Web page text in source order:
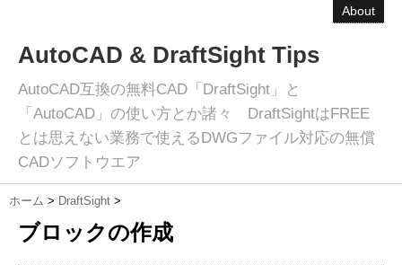
About
AutoCAD & DraftSight Tips
AutoCAD互換の無料CAD「DraftSight」と
「AutoCAD」の使い方とか諸々 DraftSightはFREE
とは思えない業務で使えるDWGファイル対応の無償
CADソフトウエア
ホーム > DraftSight >
ブロックの作成